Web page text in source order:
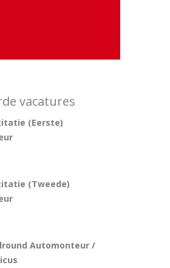
vacatures
(Eerste)
(Tweede)
Automonteur /